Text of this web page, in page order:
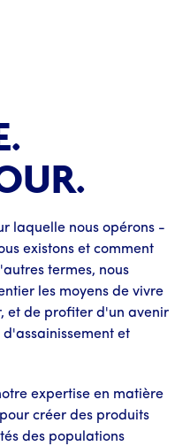
laquelle nous opérons -
existons et comment
termes, nous
les moyens de vivre
et de profiter d'un avenir
et
expertise en matière
créer des produits
des populations